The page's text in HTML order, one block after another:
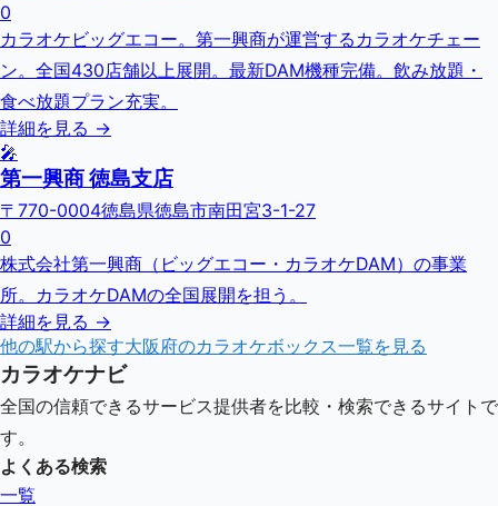
0
カラオケビッグエコー。第一興商が運営するカラオケチェー
ン。全国430店舗以上展開。最新DAM機種完備。飲み放題・
食べ放題プラン充実。
詳細を見る →
🎤
第一興商 徳島支店
〒770-0004徳島県徳島市南田宮3-1-27
0
株式会社第一興商（ビッグエコー・カラオケDAM）の事業
所。カラオケDAMの全国展開を担う。
詳細を見る →
他の駅から探す大阪府のカラオケボックス一覧を見る
カラオケナビ
全国の信頼できるサービス提供者を比較・検索できるサイトで
す。
よくある検索
一覧